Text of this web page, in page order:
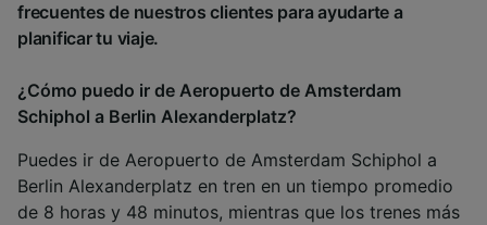
frecuentes de nuestros clientes para ayudarte a
planificar tu viaje.
¿Cómo puedo ir de Aeropuerto de Amsterdam
Schiphol a Berlin Alexanderplatz?
Puedes ir de Aeropuerto de Amsterdam Schiphol a
Berlin Alexanderplatz en tren en un tiempo promedio
de 8 horas y 48 minutos, mientras que los trenes más